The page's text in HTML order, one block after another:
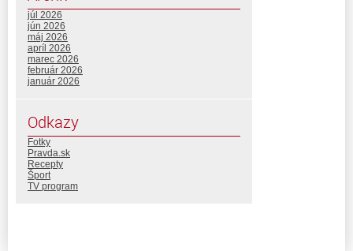
júl 2026
jún 2026
máj 2026
apríl 2026
marec 2026
február 2026
január 2026
Odkazy
Fotky
Pravda.sk
Recepty
Šport
TV program